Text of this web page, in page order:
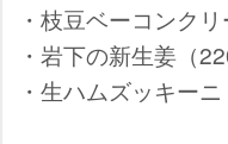
・枝豆ベーコンク
・岩下の新生姜（
・生ハムズッキーニ